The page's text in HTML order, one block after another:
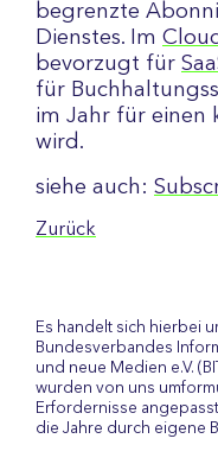
begrenzte
Dienstes. Im
bevorzugt für
für
im Jahr für einen
wird.
siehe auch:
Zurück
Es handelt sich hierbei
Bundesverbandes
und neue Medien e.V.
wurden von uns
Erfordernisse
die Jahre durch eigene